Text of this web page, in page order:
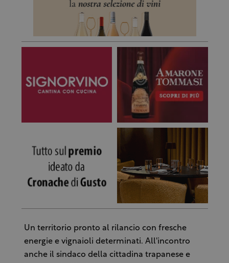
Un territorio pronto al rilancio con fresche
energie e vignaioli determinati. All'incontro
anche il sindaco della cittadina trapanese e